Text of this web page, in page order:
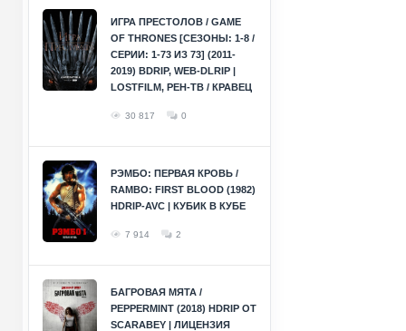
ИГРА ПРЕСТОЛОВ / GAME
OF THRONES [СЕЗОНЫ: 1-8 /
СЕРИИ: 1-73 ИЗ 73] (2011-
2019) BDRIP, WEB-DLRIP |
LOSTFILM, РЕН-ТВ / КРАВЕЦ
30 817 0
РЭМБО: ПЕРВАЯ КРОВЬ /
RAMBO: FIRST BLOOD (1982)
HDRIP-AVC | КУБИК В КУБЕ
7 914 2
БАГРОВАЯ МЯТА /
PEPPERMINT (2018) HDRIP ОТ
SCARABEY | ЛИЦЕНЗИЯ